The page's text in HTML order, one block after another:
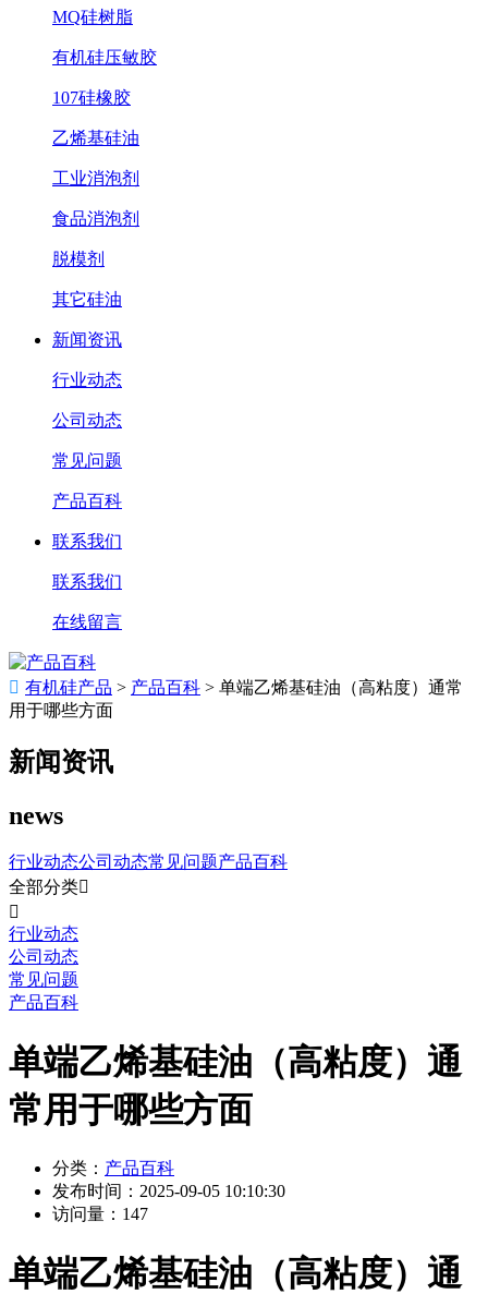
MQ硅树脂
有机硅压敏胶
107硅橡胶
乙烯基硅油
工业消泡剂
食品消泡剂
脱模剂
其它硅油
新闻资讯
行业动态
公司动态
常见问题
产品百科
联系我们
联系我们
在线留言
 有机硅产品 > 产品百科 > 单端乙烯基硅油（高粘度）通常
用于哪些方面
新闻资讯
news
行业动态公司动态常见问题产品百科
全部分类

行业动态
公司动态
常见问题
产品百科
单端乙烯基硅油（高粘度）通
常用于哪些方面
分类： 产品百科
发布时间： 2025-09-05 10:10:30
访问量： 147
单端乙烯基硅油（高粘度）通